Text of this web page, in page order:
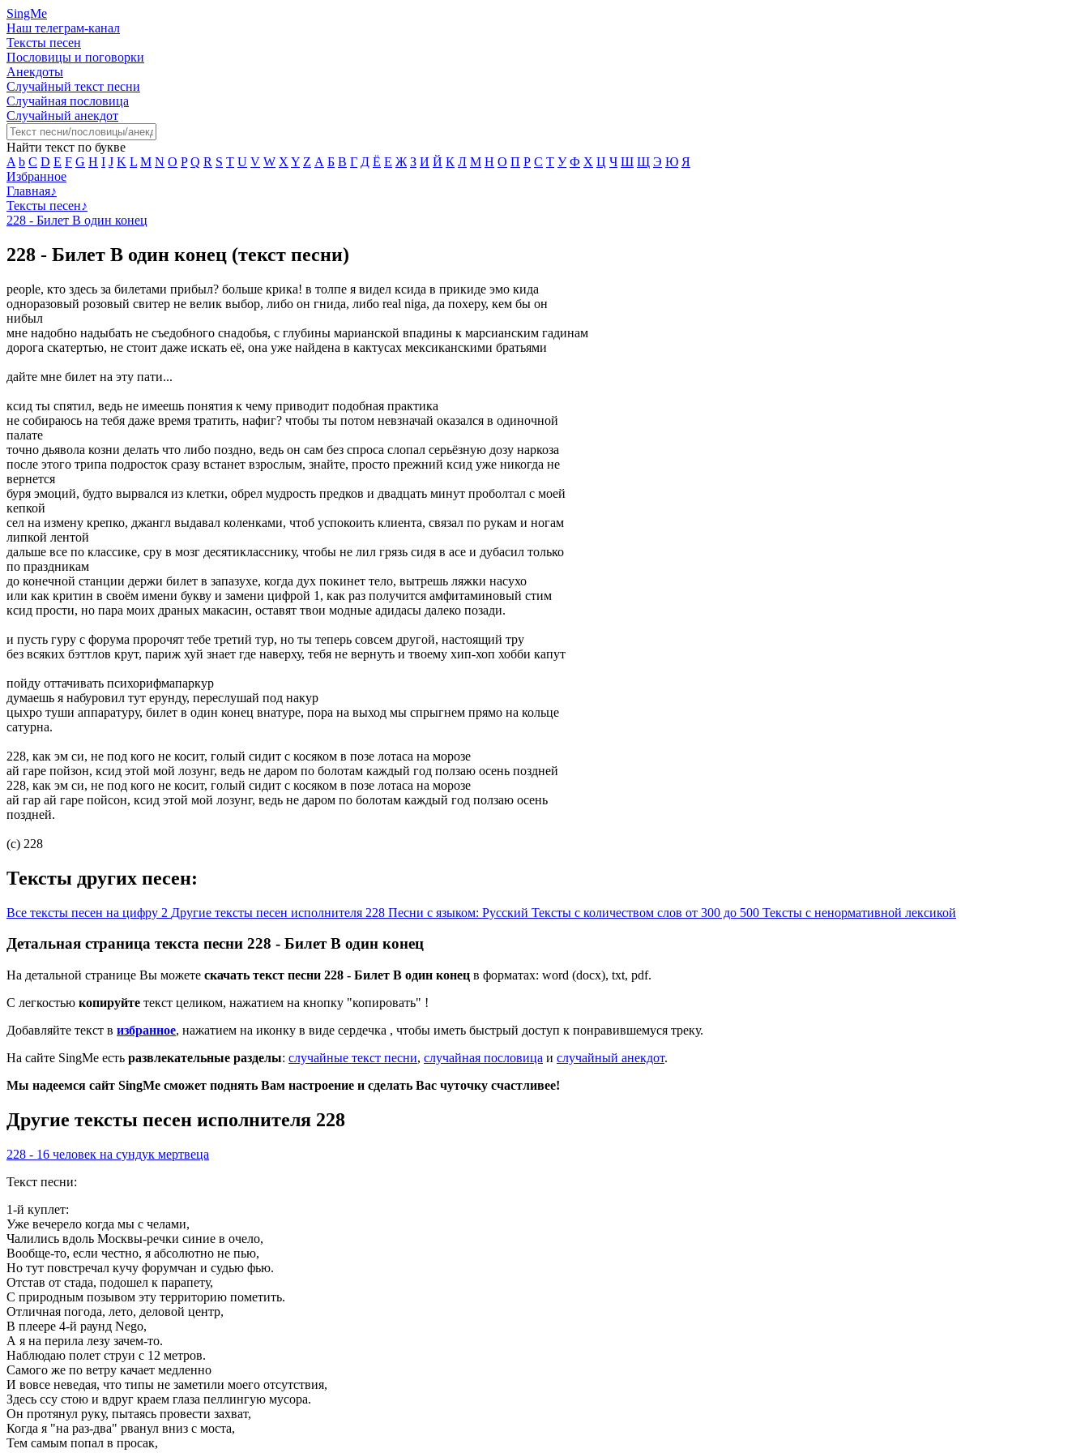
SingMe
Наш телеграм-канал
Тексты песен
Пословицы и поговорки
Анекдоты
Случайный текст песни
Случайная пословица
Случайный анекдот
Найти текст по букве
A b C D E F G H I J K L M N O P Q R S T U V W X Y Z А Б В Г Д Ё Е Ж З И Й К Л М Н О П Р С Т У Ф Х Ц Ч Ш Щ Э Ю Я
Избранное
Главная♪
Тексты песен♪
228 - Билет В один конец
228 - Билет В один конец (текст песни)
people, кто здесь за билетами прибыл? больше крика! в толпе я видел ксида в прикиде эмо кида
одноразовый розовый свитер не велик выбор, либо он гнида, либо real niga, да похеру, кем бы он
нибыл
мне надобно надыбать не съедобного снадобья, с глубины марианской впадины к марсианским гадинам
дорога скатертью, не стоит даже искать её, она уже найдена в кактусах мексиканскими братьями
дайте мне билет на эту пати...
ксид ты спятил, ведь не имеешь понятия к чему приводит подобная практика
не собираюсь на тебя даже время тратить, нафиг? чтобы ты потом невзначай оказался в одиночной
палате
точно дьявола козни делать что либо поздно, ведь он сам без спроса слопал серьёзную дозу наркоза
после этого трипа подросток сразу встанет взрослым, знайте, просто прежний ксид уже никогда не
вернется
буря эмоций, будто вырвался из клетки, обрел мудрость предков и двадцать минут проболтал с моей
кепкой
сел на измену крепко, джангл выдавал коленками, чтоб успокоить клиента, связал по рукам и ногам
липкой лентой
дальше все по классике, сру в мозг десятикласснику, чтобы не лил грязь сидя в асе и дубасил только
по праздникам
до конечной станции держи билет в запазухе, когда дух покинет тело, вытрешь ляжки насухо
или как критин в своём имени букву и замени цифрой 1, как раз получится амфитаминовый стим
ксид прости, но пара моих драных макасин, оставят твои модные адидасы далеко позади.
и пусть гуру с форума пророчят тебе третий тур, но ты теперь совсем другой, настоящий тру
без всяких бэттлов крут, париж хуй знает где наверху, тебя не вернуть и твоему хип-хоп хобби капут
пойду оттачивать психорифмапаркур
думаешь я набуровил тут ерунду, переслушай под накур
цыхро туши аппаратуру, билет в один конец внатуре, пора на выход мы спрыгнем прямо на кольце
сатурна.
228, как эм си, не под кого не косит, голый сидит с косяком в позе лотаса на морозе
ай гаре пойзон, ксид этой мой лозунг, ведь не даром по болотам каждый год ползаю осень поздней
228, как эм си, не под кого не косит, голый сидит с косяком в позе лотаса на морозе
ай гар ай гаре пойсон, ксид этой мой лозунг, ведь не даром по болотам каждый год ползаю осень
поздней.
(c) 228
Тексты других песен:
Все тексты песен на цифру 2 Другие тексты песен исполнителя 228 Песни с языком: Русский Тексты с количеством слов от 300 до 500 Тексты с ненормативной лексикой
Детальная страница текста песни 228 - Билет В один конец
На детальной странице Вы можете скачать текст песни 228 - Билет В один конец в форматах: word (docx), txt, pdf.
С легкостью копируйте текст целиком, нажатием на кнопку "копировать" !
Добавляйте текст в избранное, нажатием на иконку в виде сердечка , чтобы иметь быстрый доступ к понравившемуся треку.
На сайте SingMe есть развлекательные разделы: случайные текст песни, случайная пословица и случайный анекдот.
Мы надеемся сайт SingMe сможет поднять Вам настроение и сделать Вас чуточку счастливее!
Другие тексты песен исполнителя 228
228 - 16 человек на сундук мертвеца
Текст песни:
1-й куплет:
Уже вечерело когда мы с челами,
Чалились вдоль Москвы-речки синие в очело,
Вообще-то, если честно, я абсолютно не пью,
Но тут повстречал кучу форумчан и судью фью.
Отстав от стада, подошел к парапету,
С природным позывом эту территорию пометить.
Отличная погода, лето, деловой центр,
В плеере 4-й раунд Nego,
А я на перила лезу зачем-то.
Наблюдаю полет струи с 12 метров.
Самого же по ветру качает медленно
И вовсе неведая, что типы не заметили моего отсутствия,
Здесь ссу стою и вдруг краем глаза пеллингую мусора.
Он протянул руку, пытаясь провести захват,
Когда я "на раз-два" рванул вниз с моста,
Тем самым попал в просак,